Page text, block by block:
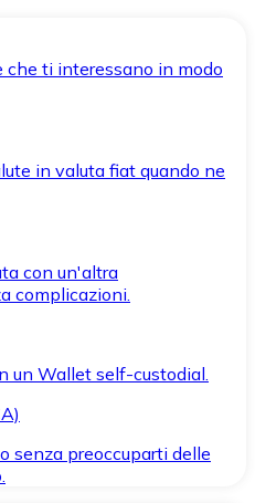
ti interessano in modo
in valuta fiat quando ne
con un'altra
complicazioni.
un Wallet self-custodial.
senza preoccuparti delle